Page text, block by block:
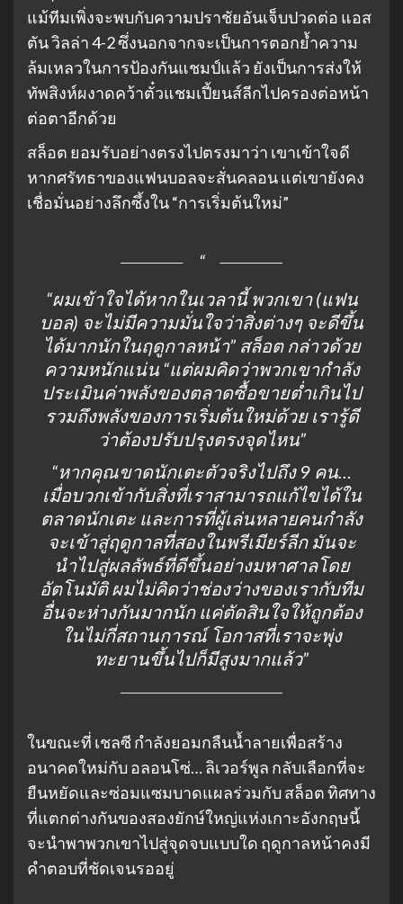
แม้ทีมเพิ่งจะพบกับความปราชัยอันเจ็บปวดต่อ แอส
ตัน วิลล่า 4-2 ซึ่งนอกจากจะเป็นการตอกย้ำความ
ล้มเหลวในการป้องกันแชมป์แล้ว ยังเป็นการส่งให้
ทัพสิงห์ผงาดคว้าตั๋วแชมเปี้ยนส์ลีกไปครองต่อหน้า
ต่อตาอีกด้วย
สล็อต ยอมรับอย่างตรงไปตรงมาว่า เขาเข้าใจดี
หากศรัทธาของแฟนบอลจะสั่นคลอน แต่เขายังคง
เชื่อมั่นอย่างลึกซึ้งใน “การเริ่มต้นใหม่”
“ผมเข้าใจได้หากในเวลานี้ พวกเขา (แฟน
บอล) จะไม่มีความมั่นใจว่าสิ่งต่างๆ จะดีขึ้น
ได้มากนักในฤดูกาลหน้า”สล็อต กล่าวด้วย
ความหนักแน่น “แต่ผมคิดว่าพวกเขากำลัง
ประเมินค่าพลังของตลาดซื้อขายต่ำเกินไป
รวมถึงพลังของการเริ่มต้นใหม่ด้วย เรารู้ดี
ว่าต้องปรับปรุงตรงจุดไหน”
“หากคุณขาดนักเตะตัวจริงไปถึง 9 คน…
เมื่อบวกเข้ากับสิ่งที่เราสามารถแก้ไขได้ใน
ตลาดนักเตะ และการที่ผู้เล่นหลายคนกำลัง
จะเข้าสู่ฤดูกาลที่สองในพรีเมียร์ลีก มันจะ
นำไปสู่ผลลัพธ์ที่ดีขึ้นอย่างมหาศาลโดย
อัตโนมัติ ผมไม่คิดว่าช่องว่างของเรากับทีม
อื่นจะห่างกันมากนัก แค่ตัดสินใจให้ถูกต้อง
ในไม่กี่สถานการณ์ โอกาสที่เราจะพุ่ง
ทะยานขึ้นไปก็มีสูงมากแล้ว”
ในขณะที่ เชลซี กำลังยอมกลืนน้ำลายเพื่อสร้าง
อนาคตใหม่กับ อลอนโซ่… ลิเวอร์พูล กลับเลือกที่จะ
ยืนหยัดและซ่อมแซมบาดแผลร่วมกับ สล็อต ทิศทาง
ที่แตกต่างกันของสองยักษ์ใหญ่แห่งเกาะอังกฤษนี้
จะนำพาพวกเขาไปสู่จุดจบแบบใด ฤดูกาลหน้าคงมี
คำตอบที่ชัดเจนรออยู่